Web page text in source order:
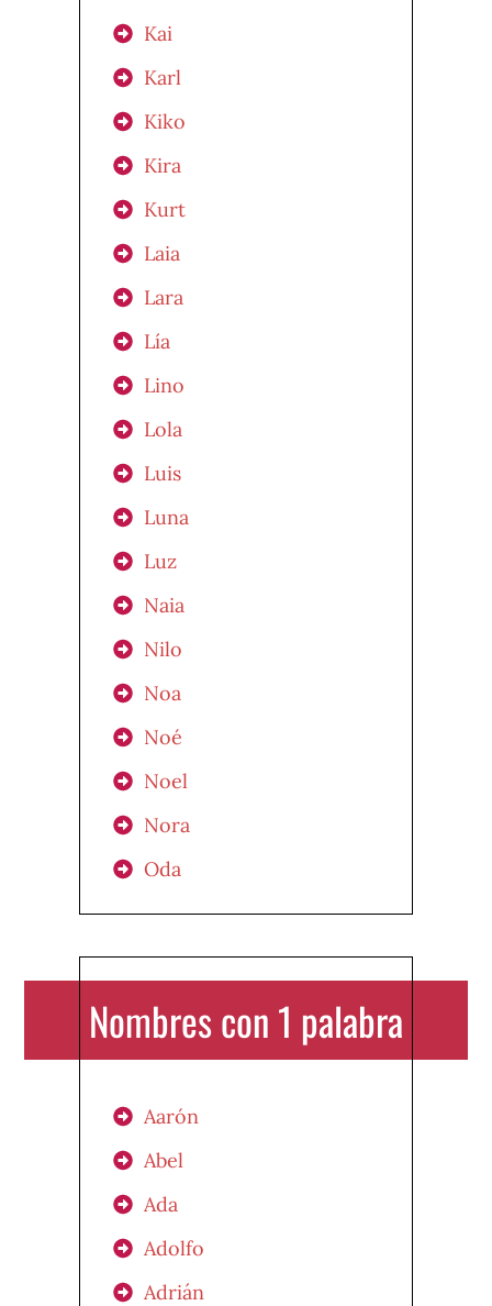
Kai
Karl
Kiko
Kira
Kurt
Laia
Lara
Lía
Lino
Lola
Luis
Luna
Luz
Naia
Nilo
Noa
Noé
Noel
Nora
Oda
Nombres con 1 palabra
Aarón
Abel
Ada
Adolfo
Adrián